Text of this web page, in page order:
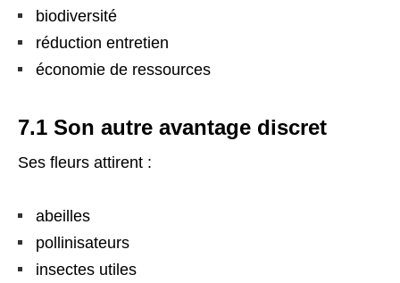
biodiversité
réduction entretien
économie de ressources
7.1 Son autre avantage discret
Ses fleurs attirent :
abeilles
pollinisateurs
insectes utiles